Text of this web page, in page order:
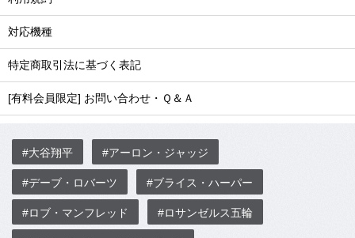
対応機種
特定商取引法に基づく表記
[有料会員限定] お問い合わせ・Ｑ＆Ａ
#大谷翔平 #アーロン・ジャッジ
#デーブ・ロバーツ #ブライス・ハーパー
#ロブ・マンフレッド #ロサンゼルス五輪